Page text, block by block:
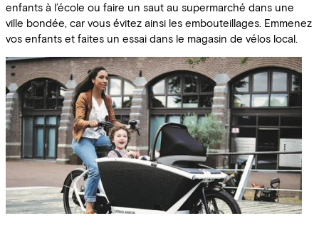
enfants à l’école ou faire un saut au supermarché dans une
ville bondée, car vous évitez ainsi les embouteillages. Emmenez
vos enfants et faites un essai dans le magasin de vélos local.